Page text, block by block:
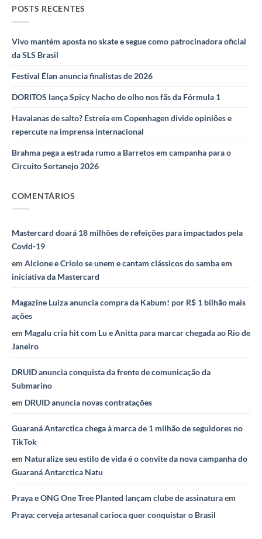
POSTS RECENTES
Vivo mantém aposta no skate e segue como patrocinadora oficial
da SLS Brasil
Festival Élan anuncia finalistas de 2026
DORITOS lança Spicy Nacho de olho nos fãs da Fórmula 1
Havaianas de salto? Estreia em Copenhagen divide opiniões e
repercute na imprensa internacional
Brahma pega a estrada rumo a Barretos em campanha para o
Circuito Sertanejo 2026
COMENTÁRIOS
Mastercard doará 18 milhões de refeições para impactados pela
Covid-19
em Alcione e Criolo se unem e cantam clássicos do samba em
iniciativa da Mastercard
Magazine Luiza anuncia compra da Kabum! por R$ 1 bilhão mais
ações
em Magalu cria hit com Lu e Anitta para marcar chegada ao Rio de
Janeiro
DRUID anuncia conquista da frente de comunicação da
Submarino
em DRUID anuncia novas contratações
Guaraná Antarctica chega à marca de 1 milhão de seguidores no
TikTok
em Naturalize seu estilo de vida é o convite da nova campanha do
Guaraná Antarctica Natu
Praya e ONG One Tree Planted lançam clube de assinaturaem
Praya: cerveja artesanal carioca quer conquistar o Brasil